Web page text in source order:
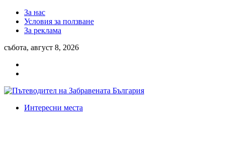
За нас
Условия за ползване
За реклама
събота, август 8, 2026
Интересни места